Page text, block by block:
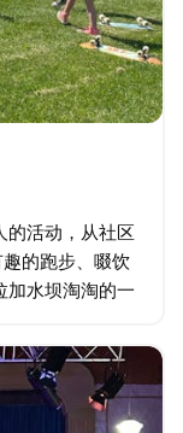
的活动，从社区
的跑步、啜饮
加水坝淘淘的一